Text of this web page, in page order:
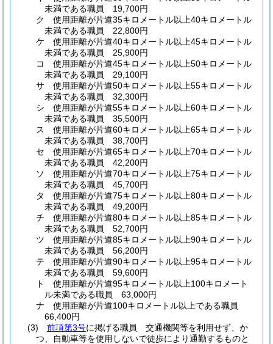
未満である職員 19,700円
ク
使用距離が片道35キロメートル以上40キロメートル
未満である職員 22,800円
ケ
使用距離が片道40キロメートル以上45キロメートル
未満である職員 25,900円
コ
使用距離が片道45キロメートル以上50キロメートル
未満である職員 29,100円
サ
使用距離が片道50キロメートル以上55キロメートル
未満である職員 32,300円
シ
使用距離が片道55キロメートル以上60キロメートル
未満である職員 35,500円
ス
使用距離が片道60キロメートル以上65キロメートル
未満である職員 38,700円
セ
使用距離が片道65キロメートル以上70キロメートル
未満である職員 42,200円
ソ
使用距離が片道70キロメートル以上75キロメートル
未満である職員 45,700円
タ
使用距離が片道75キロメートル以上80キロメートル
未満である職員 49,200円
チ
使用距離が片道80キロメートル以上85キロメートル
未満である職員 52,700円
ツ
使用距離が片道85キロメートル以上90キロメートル
未満である職員 56,200円
テ
使用距離が片道90キロメートル以上95キロメートル
未満である職員 59,600円
ト
使用距離が片道95キロメートル以上100キロメート
ル未満である職員 63,000円
ナ
使用距離が片道100キロメートル以上である職員
66,400円
(3)
前項第3号に掲げる職員 交通機関等を利用せず、か
つ、自動車等を使用しないで徒歩により通勤するものと